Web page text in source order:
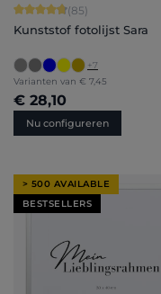
Gemiddelde waardering
(85)
Kunststof fotolijst Sara
+7
Varianten van € 7,45
€ 28,10
Nu configureren
> 500 AVAILABLE
BESTSELLERS